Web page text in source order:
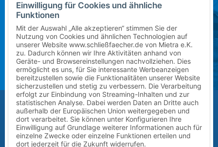
Klasse wählen
Bitte wählen Sie die korrekte Klassenstufe im
kommenden Schuljahr.
5
Zusatz (Klasse a, b, c) wählen
?
Größe des Kindes (Erreichbarkeit des Schließfachs)
Bitte auswählen
Vor-/Nachname des Kindes
Einwilligung für Cookies und ähnliche
Funktionen
Mit der Auswahl „Alle akzeptieren“ stimmen Sie der
Nutzung von Cookies und ähnlichen Technologien auf
unserer Website www.schließfaecher.de von Mietra e.K.
zu. Dadurch können wir Ihre Aktivitäten anhand von
Geräte- und Browsereinstellungen nachvollziehen. Dies
ermöglicht es uns, für Sie interessante Werbeanzeigen
bereitzustellen sowie die Funktionalitäten unserer Website
sicherzustellen und stetig zu verbessern. Die Verarbeitung
erfolgt zur Einbindung von Streaming-Inhalten und zur
statistischen Analyse. Dabei werden Daten an Dritte auch
außerhalb der Europäischen Union weitergegeben und
dort verarbeitet. Sie können unter Konfigurieren Ihre
Einwilligung auf Grundlage weiterer Informationen auch für
einzelne Zwecke oder einzelne Funktionen erteilen und
dort jederzeit für die Zukunft widerrufen.